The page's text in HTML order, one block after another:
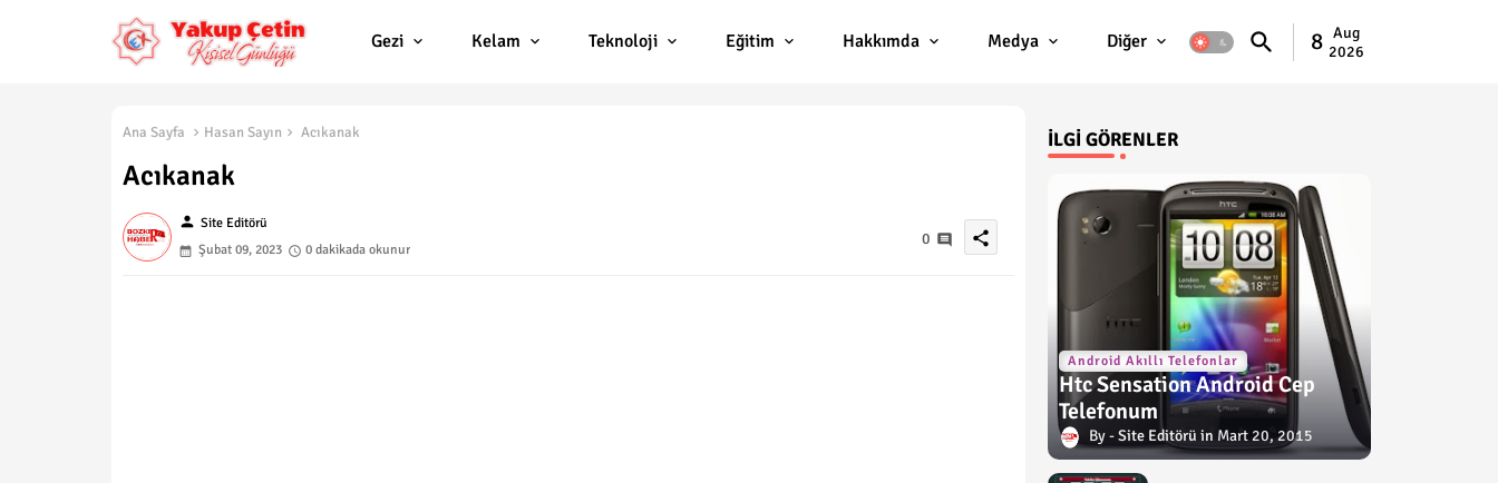
Gezi Kelam Teknoloji Eğitim Hakkımda Medya Diğer 8 Aug
2026
Ana Sayfa Hasan Sayın Acıkanak
Acıkanak
person Site Editörü
Şubat 09, 2023
0 dakikada okunur
0 share
İLGI GÖRENLER
Android Akıllı Telefonlar
Htc Sensation Android Cep
Telefonum
Site Editörü Mart 20, 2015